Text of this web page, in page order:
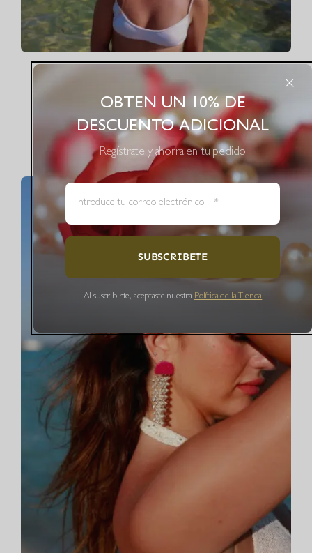
Pendientes Marina Azul
€
OBTEN UN 10% DE
DESCUENTO ADICIONAL
Regístrate y ahorra en tu pedido
SUBSCRIBETE
Al suscribirte, aceptaste nuestra Política de la Tienda